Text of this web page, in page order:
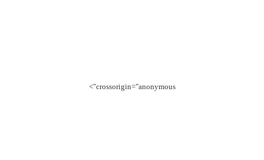
crossorigin="anonymous">